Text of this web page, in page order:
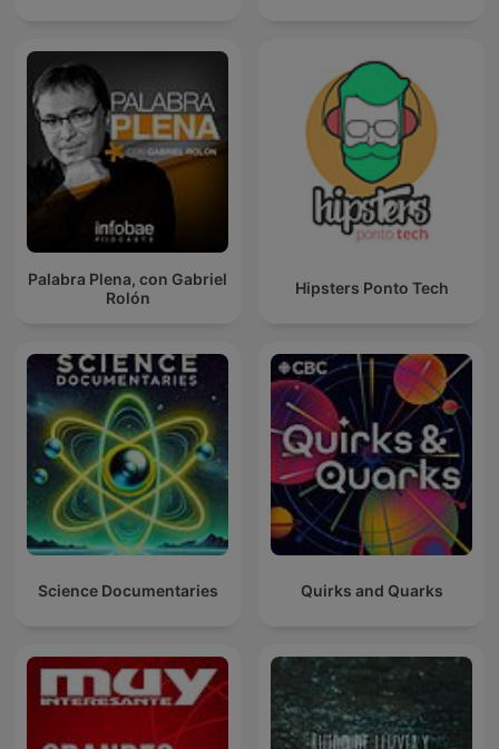
Palabra Plena, con Gabriel
Rolón
Hipsters Ponto Tech
Science Documentaries Quirks and Quarks